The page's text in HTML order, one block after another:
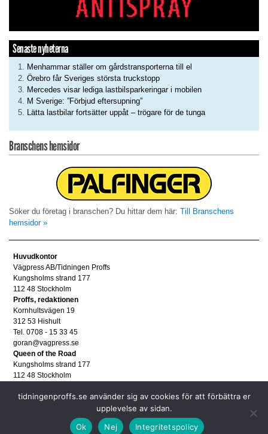
Senaste nyheterna
Menhammar ställer om gårdstransporterna till el
Örebro får Sveriges största truckstopp
Mercedes visar lediga lastbilsparkeringar i mobilen
M Sverige: ”Förbjud eftersupning”
Lätta lastbilar fortsätter uppåt – trögare för de tunga
Branschens hemsidor
Söker du företag i branschen? Du hittar dem här: Till Branschens
hemsidor »
Huvudkontor
Vägpress AB/Tidningen Proffs
Kungsholms strand 177
112 48 Stockholm
Proffs, redaktionen
Kornhultsvägen 19
312 53 Hishult
Tel. 0708 - 15 33 45
goran@vagpress.se
Queen of the Road
Kungsholms strand 177
112 48 Stockholm
Tel. 08 - 653 83 80
Personuppgifter/GDPR
tidningenproffs.se använder sig av cookies för att förbättra er
upplevelse av sidan.
Ok
Nej Integritetspolicy